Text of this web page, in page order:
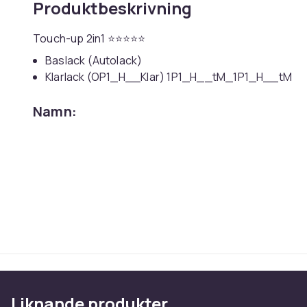
Produktbeskrivning
Touch-up 2in1 ⭐⭐⭐⭐⭐
Baslack (Autolack)
Klarlack (OP1_H__Klar) 1P1_H__tM_1P1_H__tM
Namn:
12 ml bättringsfärg med precisionspensel – snabb
✔ Precision i dina händer – en tunn
✔ Universell användning – perfekt för karosseri,